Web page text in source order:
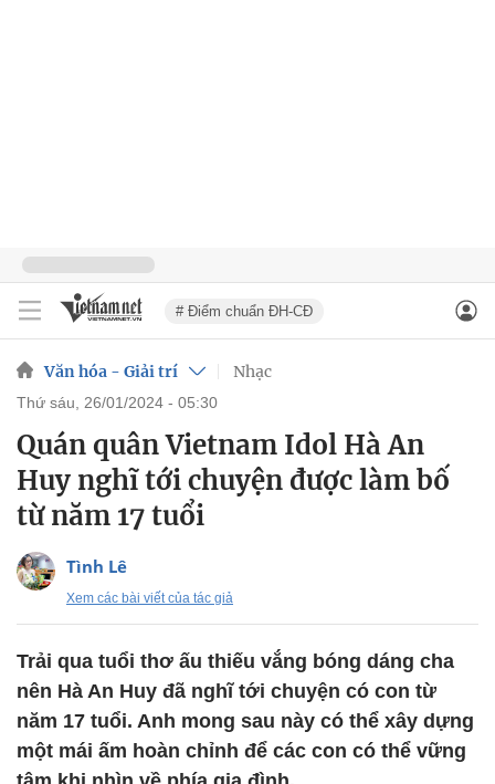
# Điểm chuẩn ĐH-CĐ
Văn hóa - Giải trí Nhạc
thứ sáu, 26/01/2024 - 05:30
Quán quân Vietnam Idol Hà An
Huy nghĩ tới chuyện được làm bố
từ năm 17 tuổi
Tình Lê
Xem các bài viết của tác giả
Trải qua tuổi thơ ấu thiếu vắng bóng dáng cha
nên Hà An Huy đã nghĩ tới chuyện có con từ
năm 17 tuổi. Anh mong sau này có thể xây dựng
một mái ấm hoàn chỉnh để các con có thể vững